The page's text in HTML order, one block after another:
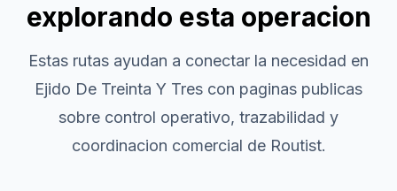
explorando esta operacion
Estas rutas ayudan a conectar la necesidad en
Ejido De Treinta Y Tres con paginas publicas
sobre control operativo, trazabilidad y
coordinacion comercial de Routist.